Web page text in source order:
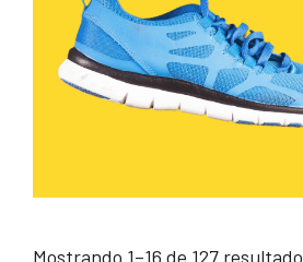
Mostrando 1–16 de 127